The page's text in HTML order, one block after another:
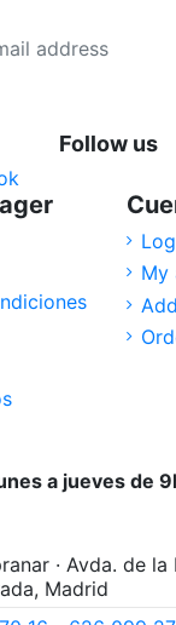
Follow us
My
a jueves de
· Avda. de la
Madrid